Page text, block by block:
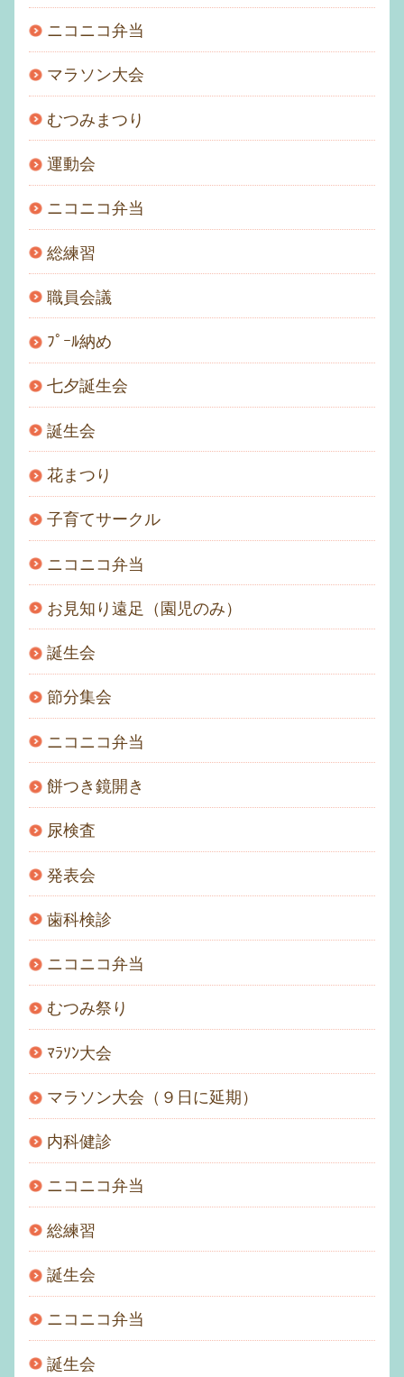
ニコニコ弁当
マラソン大会
むつみまつり
運動会
ニコニコ弁当
総練習
職員会議
ﾌﾟｰﾙ納め
七夕誕生会
誕生会
花まつり
子育てサークル
ニコニコ弁当
お見知り遠足（園児のみ）
誕生会
節分集会
ニコニコ弁当
餅つき鏡開き
尿検査
発表会
歯科検診
ニコニコ弁当
むつみ祭り
ﾏﾗｿﾝ大会
マラソン大会（９日に延期）
内科健診
ニコニコ弁当
総練習
誕生会
ニコニコ弁当
誕生会